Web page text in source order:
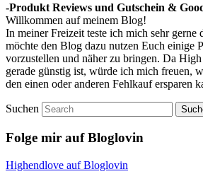
-Produkt Reviews und Gutschein &
Willkommen auf meinem Blog!
In meiner Freizeit teste ich mich sehr gerne
möchte den Blog dazu nutzen Euch einige
vorzustellen und näher zu bringen. Da
gerade günstig ist, würde ich mich freuen,
den einen oder anderen Fehlkauf ersparen
Suchen
Folge mir auf Bloglovin
Highendlove auf Bloglovin